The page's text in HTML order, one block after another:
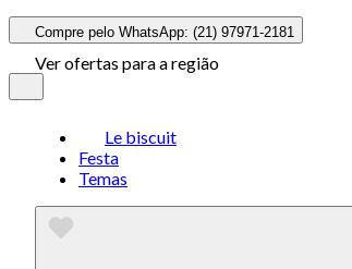
Compre pelo WhatsApp: (21) 97971-2181
Ver ofertas para a região
Le biscuit
Festa
Temas